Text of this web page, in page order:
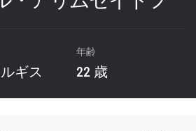
ギス
年齢
22 歳
ット